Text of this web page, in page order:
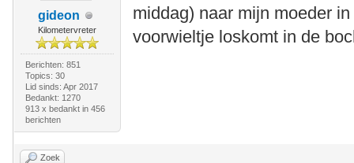
gideon
Kilometervreter
Berichten: 851
Topics: 30
Lid sinds: Apr 2017
Bedankt: 1270
913 x bedankt in 456
berichten
middag) naar mijn moeder
voorwieltje loskomt in de
Zoek